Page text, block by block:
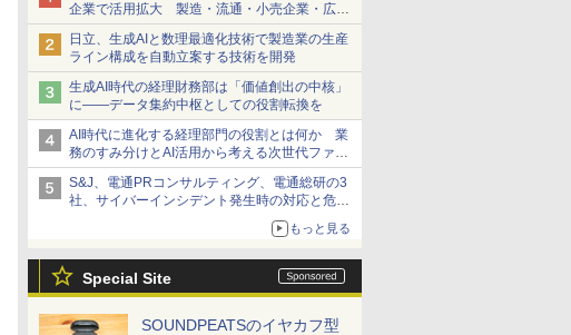
企業で活用拡大 製造・流通・小売企業・広告
代理店などが実装フェーズへ
日立、生成AIと数理最適化技術で製造業の生産
ライン構成を自動立案する技術を開発
生成AI時代の経理財務部は「価値創出の中核」
に――データ集約中枢としての役割転換を
AI時代に進化する経理部門の役割とは何か 業
務のすみ分けとAI活用から考える次世代ファイ
ナンス戦略
S&J、電通PRコンサルティング、電通総研の3
社、サイバーインシデント発生時の対応と危機
管理広報を一体的に訓練するプログラムを提供
もっと見る
Special Site
SOUNDPEATSのイヤカフ型